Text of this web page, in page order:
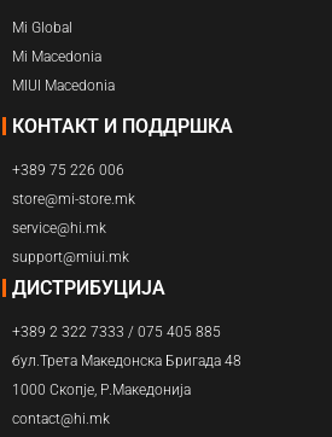
Mi Global
Mi Macedonia
MIUI Macedonia
КОНТАКТ И ПОДДРШКА
+389 75 226 006
store@mi-store.mk
service@hi.mk
support@miui.mk
ДИСТРИБУЦИЈА
+389 2 322 7333 / 075 405 885
бул.Трета Македонска Бригада 48
1000 Скопје, Р.Македонија
contact@hi.mk